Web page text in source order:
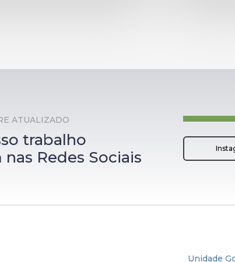
ATUALIZADO
trabalho
Redes Sociais
Unidade